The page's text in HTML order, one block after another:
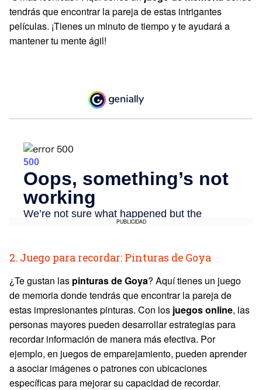
tendrás que encontrar la pareja de estas intrigantes
películas. ¡Tienes un minuto de tiempo y te ayudará a
mantener tu mente ágil!
PUBLICIDAD
2. Juego para recordar: Pinturas de Goya
¿Te gustan las pinturas de Goya? Aquí tienes un juego
de memoria donde tendrás que encontrar la pareja de
estas impresionantes pinturas. Con los juegos online, las
personas mayores pueden desarrollar estrategias para
recordar información de manera más efectiva. Por
ejemplo, en juegos de emparejamiento, pueden aprender
a asociar imágenes o patrones con ubicaciones
específicas para mejorar su capacidad de recordar.